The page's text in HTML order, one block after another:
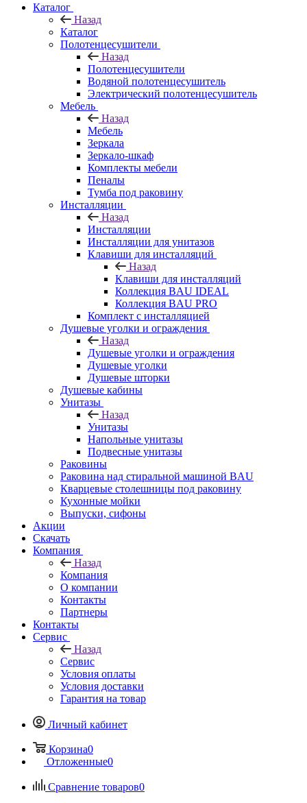
Каталог
Назад
Каталог
Полотенцесушители
Назад
Полотенцесушители
Водяной полотенцесушитель
Электрический полотенцесушитель
Мебель
Назад
Мебель
Зеркала
Зеркало-шкаф
Комплекты мебели
Пеналы
Тумба под раковину
Инсталляции
Назад
Инсталляции
Инсталляции для унитазов
Клавиши для инсталляций
Назад
Клавиши для инсталляций
Коллекция BAU IDEAL
Коллекция BAU PRO
Комплект с инсталляцией
Душевые уголки и ограждения
Назад
Душевые уголки и ограждения
Душевые уголки
Душевые шторки
Душевые кабины
Унитазы
Назад
Унитазы
Напольные унитазы
Подвесные унитазы
Раковины
Раковина над стиральной машиной BAU
Кварцевые столешницы под раковину
Кухонные мойки
Выпуски, сифоны
Акции
Скачать
Компания
Назад
Компания
О компании
Контакты
Партнеры
Контакты
Сервис
Назад
Сервис
Условия оплаты
Условия доставки
Гарантия на товар
Личный кабинет
Корзина0
Отложенные0
Сравнение товаров0